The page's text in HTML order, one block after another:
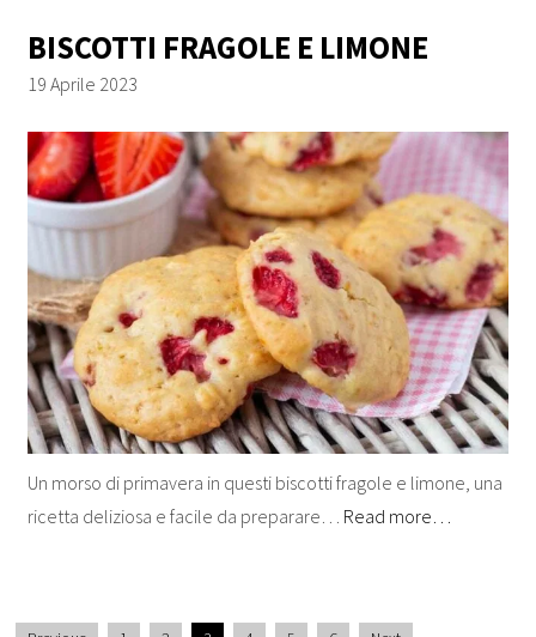
BISCOTTI FRAGOLE E LIMONE
19 Aprile 2023
Un morso di primavera in questi biscotti fragole e limone, una
ricetta deliziosa e facile da preparare… Read more…